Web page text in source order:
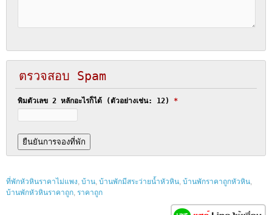
ตรวจสอบ Spam
พิมตัวเลข 2 หลักอะไรก็ได้ (ตัวอย่างเช่น: 12) *
ที่พักหัวหินราคาไม่แพง, บ้าน, บ้านพักมีสระว่ายน้ำหัวหิน, บ้านพักราคาถูกหัวหิน,
บ้านพักหัวหินราคาถูก, ราคาถูก